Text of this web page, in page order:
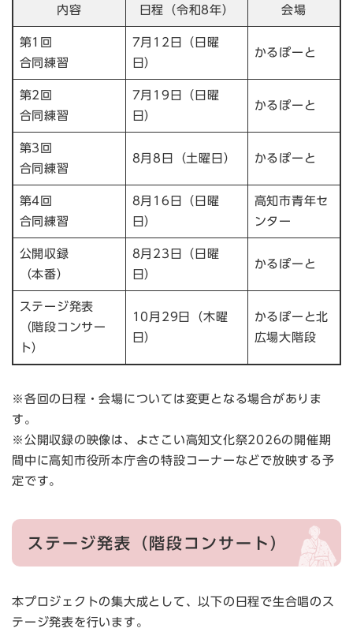
内容 日程（令和8年） 会場
第1回
合同練習
7月12日（日曜
日）
かるぽーと
第2回
合同練習
7月19日（日曜
日）
かるぽーと
第3回
合同練習
8月8日（土曜日） かるぽーと
第4回
合同練習
8月16日（日曜
日）
高知市青年セ
ンター
公開収録
（本番）
8月23日（日曜
日）
かるぽーと
ステージ発表
（階段コンサー
ト）
10月29日（木曜
日）
かるぽーと北
広場大階段
※各回の日程・会場については変更となる場合がありま
す。
※公開収録の映像は、よさこい高知文化祭2026の開催期
間中に高知市役所本庁舎の特設コーナーなどで放映する予
定です。​
ステージ発表（階段コンサート）
本プロジェクトの集大成として、以下の日程で生合唱のス
テージ発表を行います。